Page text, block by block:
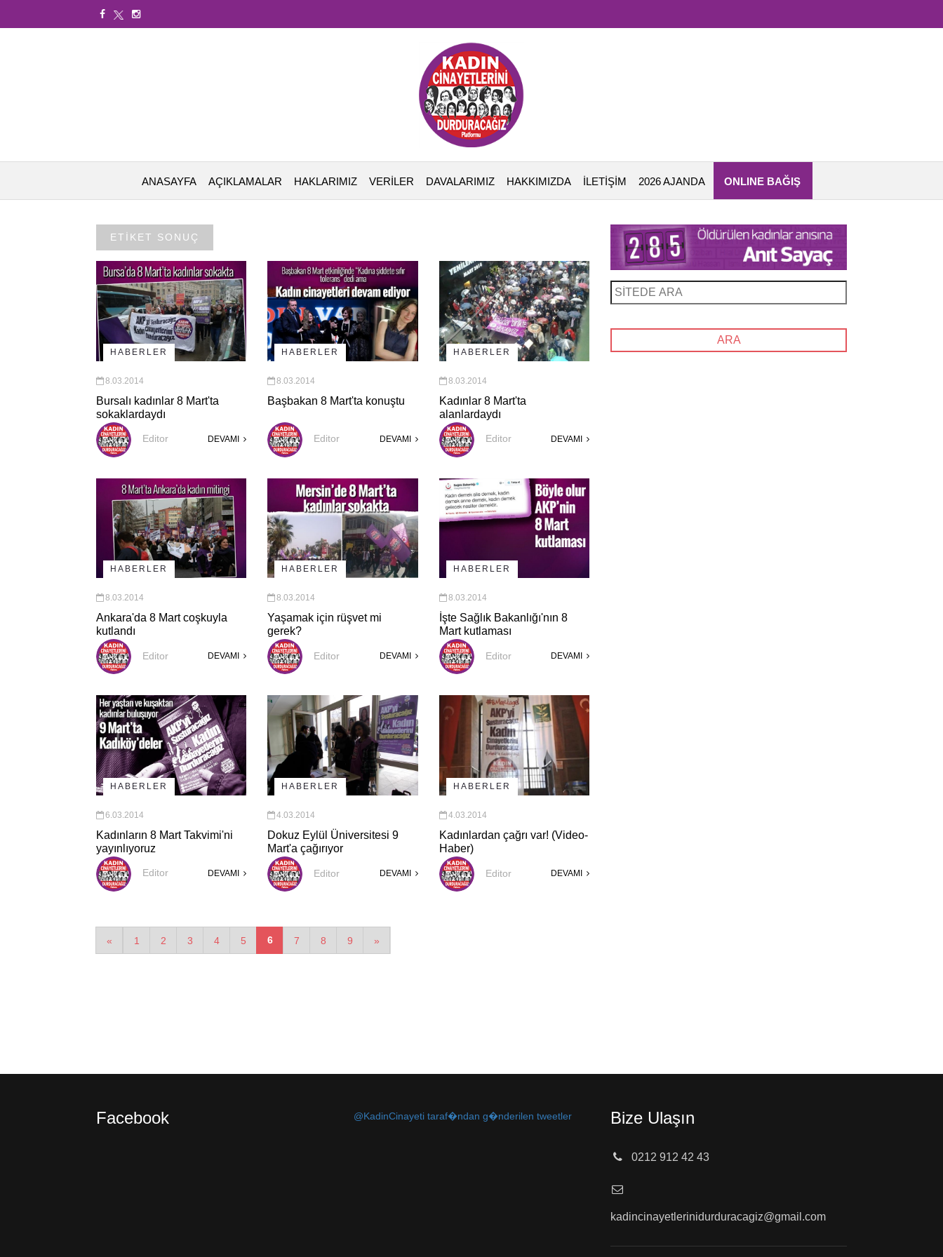
ANASAYFA AÇIKLAMALAR HAKLARIMIZ VERİLER DAVALARIMIZ HAKKIMIZDA İLETİŞİM 2026 AJANDA ONLINE BAĞIŞ
ETİKET SONUÇ
HABERLER
8.03.2014
Bursalı kadınlar 8 Mart'ta
sokaklardaydı
Editor DEVAMI
HABERLER
8.03.2014
Başbakan 8 Mart'ta konuştu
Editor DEVAMI
HABERLER
8.03.2014
Kadınlar 8 Mart'ta
alanlardaydı
Editor DEVAMI
HABERLER
8.03.2014
Ankara'da 8 Mart coşkuyla
kutlandı
Editor DEVAMI
HABERLER
8.03.2014
Yaşamak için rüşvet mi
gerek?
Editor DEVAMI
HABERLER
8.03.2014
İşte Sağlık Bakanlığı'nın 8
Mart kutlaması
Editor DEVAMI
HABERLER
6.03.2014
Kadınların 8 Mart Takvimi'ni
yayınlıyoruz
Editor DEVAMI
HABERLER
4.03.2014
Dokuz Eylül Üniversitesi 9
Mart'a çağırıyor
Editor DEVAMI
HABERLER
4.03.2014
Kadınlardan çağrı var! (Video-
Haber)
Editor DEVAMI
« 1 2 3 4 5 6 7 8 9 »
Facebook @KadinCinayeti taraf�ndan g�nderilen tweetler Bize Ulaşın
0212 912 42 43
kadincinayetlerinidurduracagiz@gmail.com